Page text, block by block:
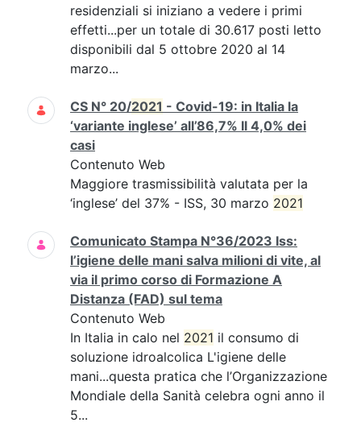
residenziali si iniziano a vedere i primi
effetti...per un totale di 30.617 posti letto
disponibili dal 5 ottobre 2020 al 14
marzo...
CS N° 20/2021 - Covid-19: in Italia la
‘variante inglese’ all’86,7% Il 4,0% dei
casi
Contenuto Web
Maggiore trasmissibilità valutata per la
‘inglese’ del 37% - ISS, 30 marzo 2021
Comunicato Stampa N°36/2023 Iss:
l’igiene delle mani salva milioni di vite, al
via il primo corso di Formazione A
Distanza (FAD) sul tema
Contenuto Web
In Italia in calo nel 2021 il consumo di
soluzione idroalcolica L'igiene delle
mani...questa pratica che l’Organizzazione
Mondiale della Sanità celebra ogni anno il
5...